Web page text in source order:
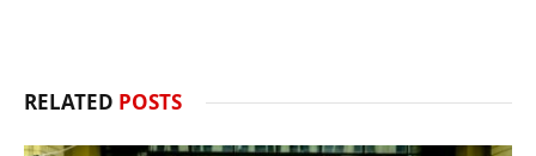
RELATED POSTS